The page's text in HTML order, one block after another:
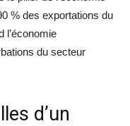
% des exportations du
l’économie
du secteur
d’un